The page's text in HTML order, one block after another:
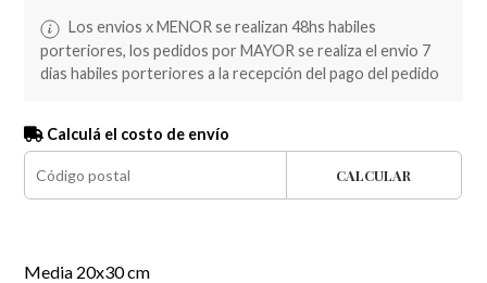
Los envios x MENOR se realizan 48hs habiles
porteriores, los pedidos por MAYOR se realiza el envio 7
dias habiles porteriores a la recepción del pago del pedido
Calculá el costo de envío
CALCULAR
Media 20x30 cm